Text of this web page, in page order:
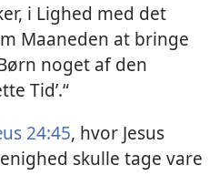
i Lighed med det
Maaneden at bringe
noget af den
Tid’.“
24:45, hvor Jesus
skulle tage vare